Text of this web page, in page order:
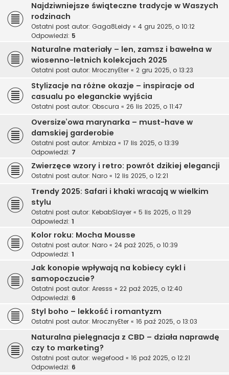
Najdziwniejsze świąteczne tradycje w Waszych
rodzinach
Ostatni post autor: Gaga8Leidy « 4 gru 2025, o 10:12
Odpowiedzi: 5
Naturalne materiały – len, zamsz i bawełna w
wiosenno-letnich kolekcjach 2025
Ostatni post autor: MrocznyEter « 2 gru 2025, o 13:23
Stylizacje na różne okazje – inspiracje od
casualu po eleganckie wyjścia
Ostatni post autor: Obscura « 26 lis 2025, o 11:47
Oversize’owa marynarka – must-have w
damskiej garderobie
Ostatni post autor: Ambiza « 17 lis 2025, o 13:39
Odpowiedzi: 7
Zwierzęce wzory i retro: powrót dzikiej elegancji
Ostatni post autor: Naro « 12 lis 2025, o 12:21
Trendy 2025: Safari i khaki wracają w wielkim
stylu
Ostatni post autor: KebabSlayer « 5 lis 2025, o 11:29
Odpowiedzi: 1
Kolor roku: Mocha Mousse
Ostatni post autor: Naro « 24 paź 2025, o 10:39
Odpowiedzi: 1
Jak konopie wpływają na kobiecy cykl i
samopoczucie?
Ostatni post autor: Aresss « 22 paź 2025, o 12:40
Odpowiedzi: 6
Styl boho – lekkość i romantyzm
Ostatni post autor: MrocznyEter « 16 paź 2025, o 13:03
Naturalna pielęgnacja z CBD – działa naprawdę
czy to marketing?
Ostatni post autor: wegefood « 16 paź 2025, o 12:21
Odpowiedzi: 6